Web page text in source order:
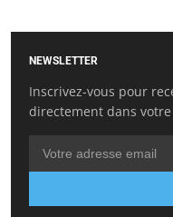
NEWSLETTER
Inscrivez-vous pour
directement dans